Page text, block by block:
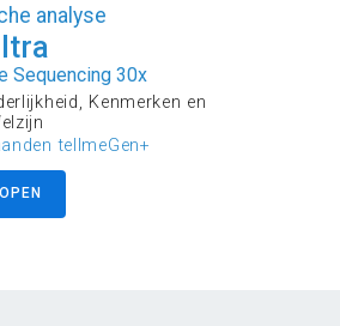
analyse
Sequencing 30x
Kenmerken en
tellmeGen+